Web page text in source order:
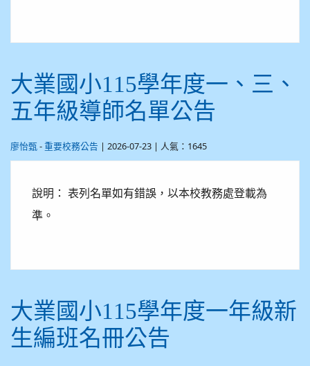
大業國小115學年度一、三、
五年級導師名單公告
廖怡甄 - 重要校務公告 | 2026-07-23 | 人氣：1645
說明： 表列名單如有錯誤，以本校教務處登載為
準。
大業國小115學年度一年級新
生編班名冊公告